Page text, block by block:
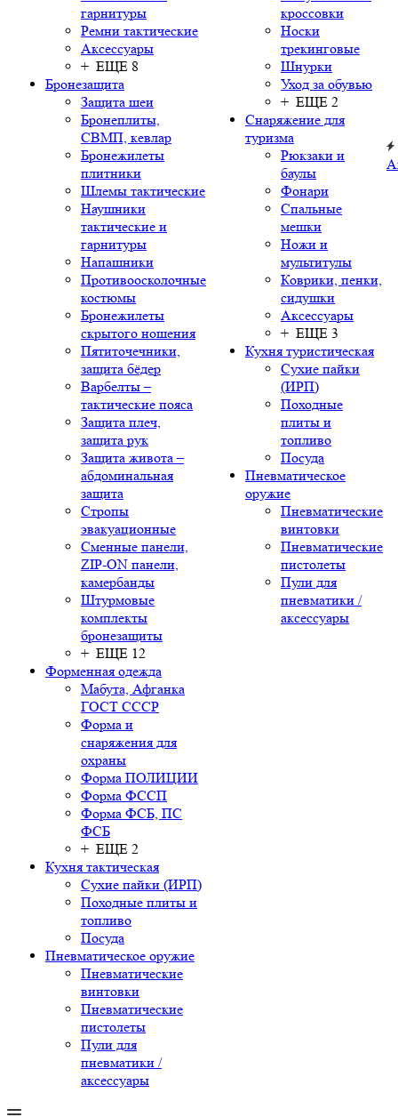
гарнитуры
Ремни тактические
Аксессуары
+ ЕЩЕ 8
Бронезащита
Защита шеи
Бронеплиты,
СВМП, кевлар
Бронежилеты
плитники
Шлемы тактические
Наушники
тактические и
гарнитуры
Напашники
Противоосколочные
костюмы
Бронежилеты
скрытого ношения
Пятиточечники,
защита бёдер
Варбелты –
тактические пояса
Защита плеч,
защита рук
Защита живота –
абдоминальная
защита
Стропы
эвакуационные
Сменные панели,
ZIP-ON панели,
камербанды
Штурмовые
комплекты
бронезащиты
+ ЕЩЕ 12
Форменная одежда
Мабута, Афганка
ГОСТ СССР
Форма и
снаряжения для
охраны
Форма ПОЛИЦИИ
Форма ФССП
Форма ФСБ, ПС
ФСБ
+ ЕЩЕ 2
Кухня тактическая
Сухие пайки (ИРП)
Походные плиты и
топливо
Посуда
Пневматическое оружие
Пневматические
винтовки
Пневматические
пистолеты
Пули для
пневматики /
аксессуары
кроссовки
Носки
трекинговые
Шнурки
Уход за обувью
+ ЕЩЕ 2
Снаряжение для
туризма
Рюкзаки и
баулы
Фонари
Спальные
мешки
Ножи и
мультитулы
Коврики, пенки,
сидушки
Аксессуары
+ ЕЩЕ 3
Кухня туристическая
Сухие пайки
(ИРП)
Походные
плиты и
топливо
Посуда
Пневматическое
оружие
Пневматические
винтовки
Пневматические
пистолеты
Пули для
пневматики /
аксессуары